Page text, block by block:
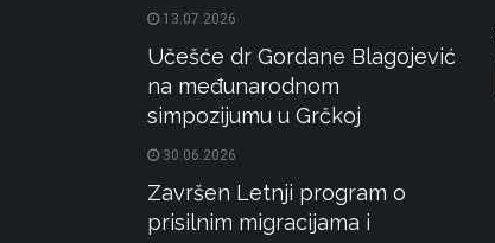
13.07.2026
Učešće dr Gordane Blagojević
na međunarodnom
simpozijumu u Grčkoj
30.06.2026
Završen Letnji program o
prisilnim migracijama i